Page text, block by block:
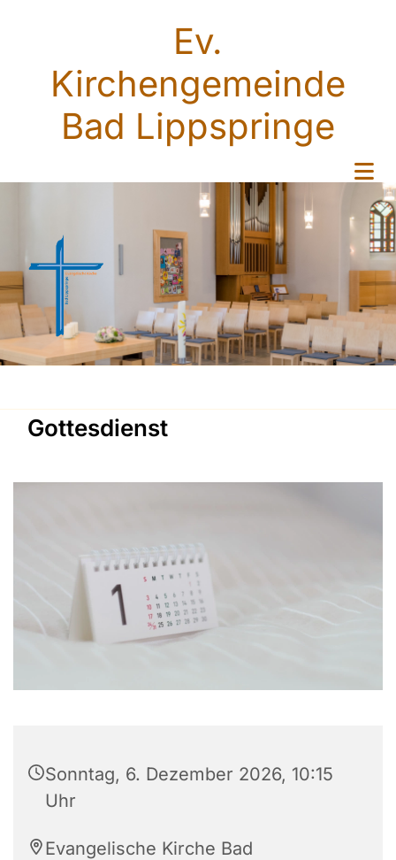
Ev.
Kirchengemeinde
Bad Lippspringe
Gottesdienst
Sonntag, 6. Dezember 2026, 10:15
Uhr
Evangelische Kirche Bad